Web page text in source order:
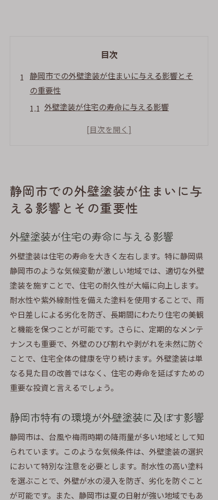
目次
静岡市での外壁塗装が住まいに与える影響とそ
の重要性
外壁塗装が住宅の寿命に与える影響
静岡市特有の環境が外壁塗装に及ぼす影響
リット
住宅の健康を守るための塗装の役割
的ステップ
外壁塗装の準備: 静岡市での計画と見積もり
下地処理の重要性とその手順
塗装作業の流れと静岡市でのポイント
施工後のチェックと仕上がりの確認
静岡市の気候に応じた施工期間の設定
外壁塗装の仕上がりを左右する最終チェッ
ク
地域特有の気候に適した静岡市の外壁塗装素材
選び
耐久性を重視した素材選びのポイント
防水性を高めるための素材選定
環境に優しい素材選びの方法
静岡市の湿度に対応する塗料選び
断熱効果を持つ外壁塗装素材の選び方
外壁塗装の色選びが住まいの印象を変える理由
静岡市での外壁塗装が住まいに与
える影響とその重要性
外壁塗装が住宅の寿命に与える影響
外壁塗装は住宅の寿命を大きく左右します。特に静岡県
静岡市のような気候変動が激しい地域では、適切な外壁
塗装を施すことで、住宅の耐久性が大幅に向上します。
耐水性や紫外線耐性を備えた塗料を使用することで、雨
や日差しによる劣化を防ぎ、長期間にわたり住宅の美観
と機能を保つことが可能です。さらに、定期的なメンテ
ナンスも重要で、外壁のひび割れや剥がれを未然に防ぐ
ことで、住宅全体の健康を守り続けます。外壁塗装は単
なる見た目の改善ではなく、住宅の寿命を延ばすための
重要な投資と言えるでしょう。
静岡市特有の環境が外壁塗装に及ぼす影響
静岡市は、台風や梅雨時期の降雨量が多い地域として知
られています。このような気候条件は、外壁塗装の選択
において特別な注意を必要とします。耐水性の高い塗料
を選ぶことで、外壁が水の浸入を防ぎ、劣化を防ぐこと
が可能です。また、静岡市は夏の日射が強い地域でもあ